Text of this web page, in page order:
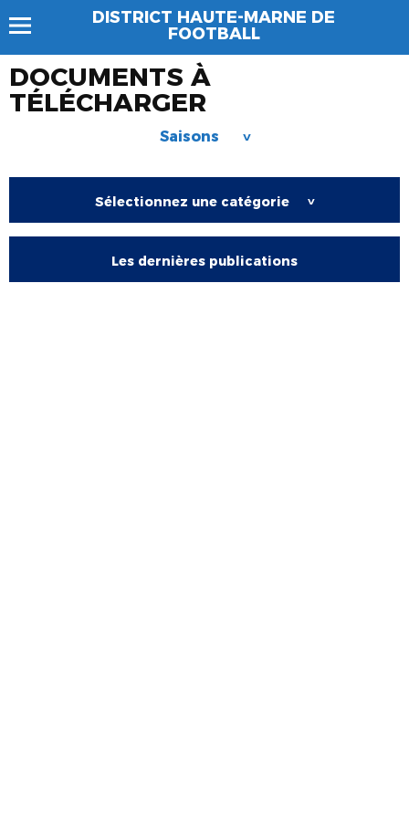
DISTRICT HAUTE-MARNE DE
FOOTBALL
DOCUMENTS À
TÉLÉCHARGER
Saisons >
Sélectionnez une catégorie >
Les dernières publications